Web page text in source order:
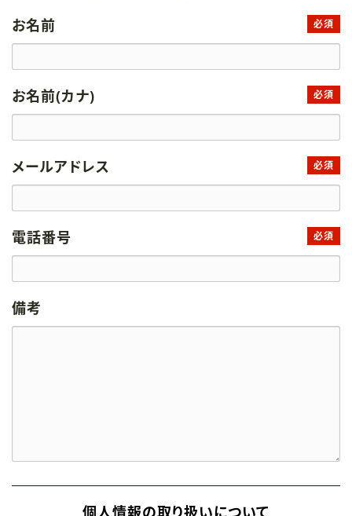
お名前 必須
お名前(カナ) 必須
メールアドレス 必須
電話番号 必須
備考
個人情報の取り扱いについて